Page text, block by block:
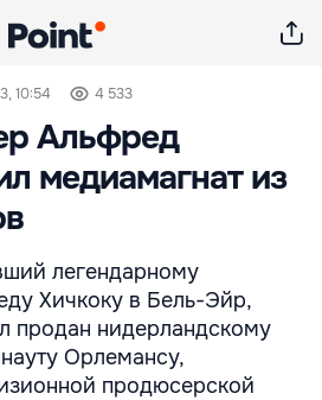
10:54 4 533
Альфред
медиамагнат из
легендарному
Хичкоку в Бель-Эйр,
продан нидерландскому
Орлемансу,
продюсерской